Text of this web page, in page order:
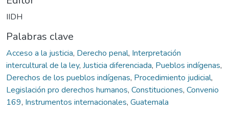
IIDH
Palabras clave
Acceso a la justicia, Derecho penal, Interpretación
intercultural de la ley, Justicia diferenciada, Pueblos indígenas,
Derechos de los pueblos indígenas, Procedimiento judicial,
Legislación pro derechos humanos, Constituciones, Convenio
169, Instrumentos internacionales, Guatemala